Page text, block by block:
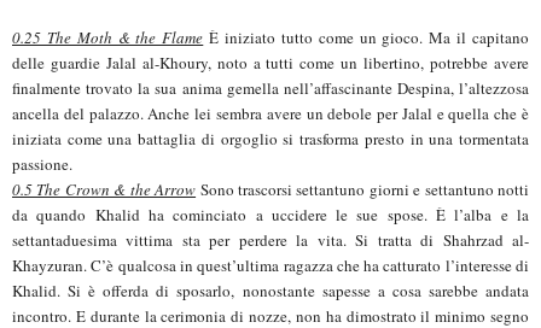
0.25 The Moth & the Flame È iniziato tutto come un gioco. Ma il capitano
delle guardie Jalal al-Khoury, noto a tutti come un libertino, potrebbe avere
finalmente trovato la sua anima gemella nell’affascinante Despina, l’altezzosa
ancella del palazzo. Anche lei sembra avere un debole per Jalal e quella che è
iniziata come una battaglia di orgoglio si trasforma presto in una tormentata
passione.
0.5 The Crown & the Arrow Sono trascorsi settantuno giorni e settantuno notti
da quando Khalid ha cominciato a uccidere le sue spose. È l’alba e la
settantaduesima vittima sta per perdere la vita. Si tratta di Shahrzad al-
Khayzuran. C’è qualcosa in quest’ultima ragazza che ha catturato l’interesse di
Khalid. Si è offerda di sposarlo, nonostante sapesse a cosa sarebbe andata
incontro. E durante la cerimonia di nozze, non ha dimostrato il minimo segno